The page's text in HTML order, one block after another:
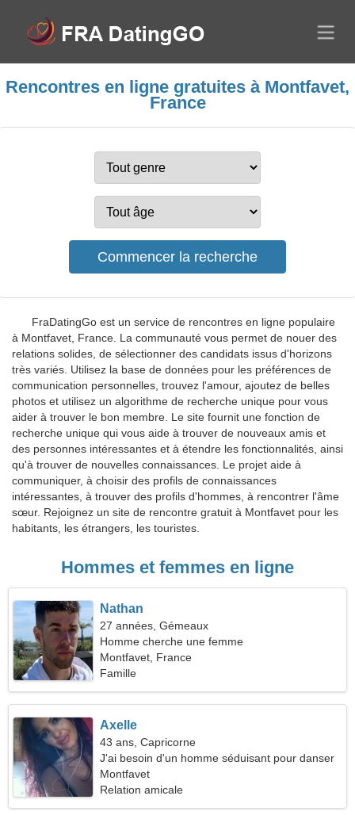
Rencontres en ligne gratuites à Montfavet,
France
FraDatingGo est un service de rencontres en ligne populaire
à Montfavet, France. La communauté vous permet de nouer des
relations solides, de sélectionner des candidats issus d'horizons
très variés. Utilisez la base de données pour les préférences de
communication personnelles, trouvez l'amour, ajoutez de belles
photos et utilisez un algorithme de recherche unique pour vous
aider à trouver le bon membre. Le site fournit une fonction de
recherche unique qui vous aide à trouver de nouveaux amis et
des personnes intéressantes et à étendre les fonctionnalités, ainsi
qu'à trouver de nouvelles connaissances. Le projet aide à
communiquer, à choisir des profils de connaissances
intéressantes, à trouver des profils d'hommes, à rencontrer l'âme
sœur. Rejoignez un site de rencontre gratuit à Montfavet pour les
habitants, les étrangers, les touristes.
Hommes et femmes en ligne
Nathan
27 années, Gémeaux
Homme cherche une femme
Montfavet, France
Famille
Axelle
43 ans, Capricorne
J'ai besoin d'un homme séduisant pour danser
Montfavet
Relation amicale